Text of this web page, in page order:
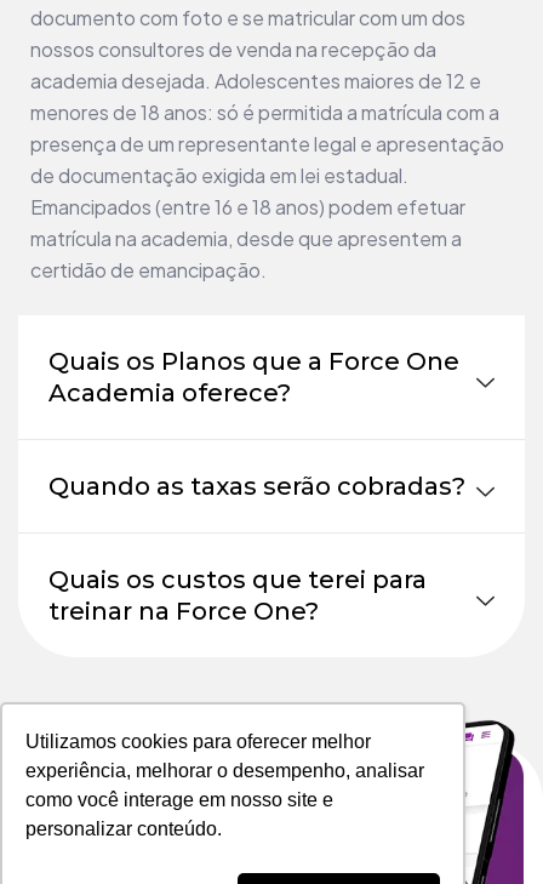
Utilizamos cookies para oferecer melhor
experiência, melhorar o desempenho, analisar
como você interage em nosso site e
personalizar conteúdo.
documento com foto e se matricular com um dos
nossos consultores de venda na recepção da
academia desejada. Adolescentes maiores de 12 e
menores de 18 anos: só é permitida a matrícula com a
presença de um representante legal e apresentação
de documentação exigida em lei estadual.
Emancipados (entre 16 e 18 anos) podem efetuar
matrícula na academia, desde que apresentem a
certidão de emancipação.
Quais os Planos que a Force One
Academia oferece?
Quando as taxas serão cobradas?
Quais os custos que terei para
treinar na Force One?